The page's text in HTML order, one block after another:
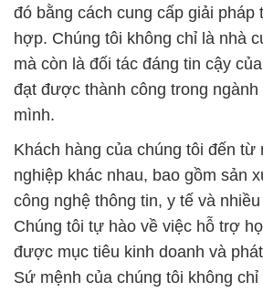
đó bằng cách cung cấp giải pháp
hợp. Chúng tôi không chỉ là nhà
mà còn là đối tác đáng tin cậy
đạt được thành công trong ngành
mình.
Khách hàng của chúng tôi đến từ
nghiệp khác nhau, bao gồm sản
công nghệ thông tin, y tế và
Chúng tôi tự hào về việc hỗ trợ
được mục tiêu kinh doanh và
Sứ mệnh của chúng tôi không